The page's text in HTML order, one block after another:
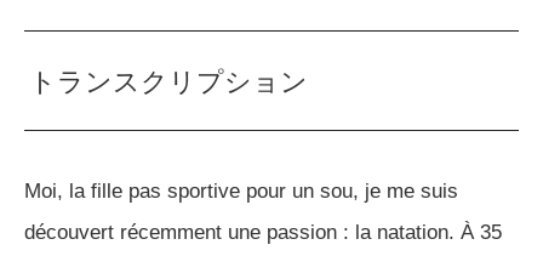
トランスクリプション
Moi, la fille pas sportive pour un sou, je me suis
découvert récemment une passion : la natation. À 35